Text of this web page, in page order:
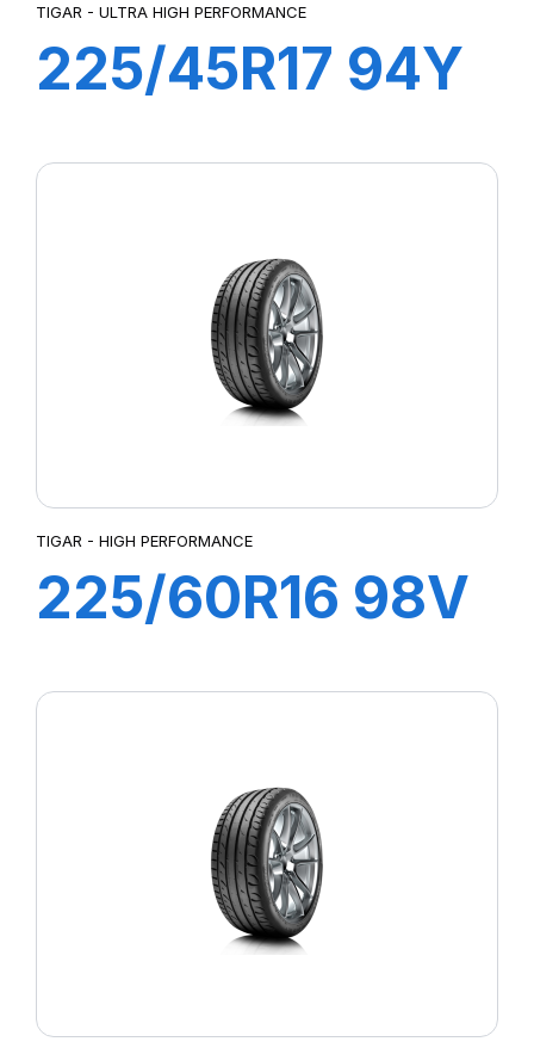
TIGAR - ULTRA HIGH PERFORMANCE
225/45R17 94Y
PERFORMANCE
TIGAR - HIGH PERFORMANCE
225/60R16 98V